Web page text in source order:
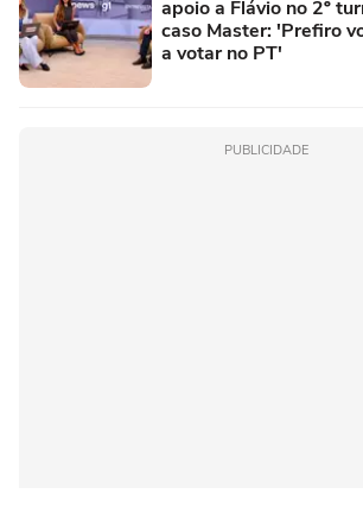
apoio a Flávio no 2º
caso Master: 'Prefiro
a votar no PT'
PUBLICIDADE